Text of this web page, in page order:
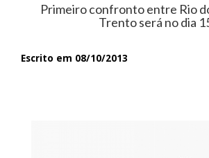
Primeiro confronto entre Rio
Trento será no dia
Escrito em 08/10/2013